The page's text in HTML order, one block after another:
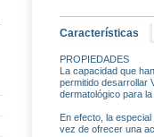
Características
PROPIEDADES
La capacidad que
permitido desarrollar
dermatológico para
En efecto, la
vez de ofrecer una